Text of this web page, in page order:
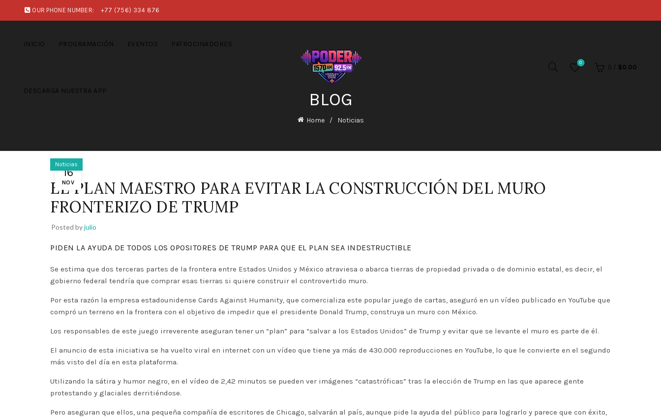
OUR PHONE NUMBER: +77 (756) 334 876
INICIO PROGRAMACIÓN EVENTOS PATROCINADORES
DESCARGA NUESTRA APP
0
0 / $0.00
BLOG
Home Noticias
16
NOV
Noticias
EL PLAN MAESTRO PARA EVITAR LA CONSTRUCCIÓN DEL MURO
FRONTERIZO DE TRUMP
Posted byjulio
PIDEN LA AYUDA DE TODOS LOS OPOSITORES DE TRUMP PARA QUE EL PLAN SEA INDESTRUCTIBLE
Se estima que dos terceras partes de la frontera entre Estados Unidos y México atraviesa o abarca tierras de propiedad privada o de dominio estatal, es decir, el
gobierno federal tendría que comprar esas tierras si quiere construir el controvertido muro.
Por esta razón la empresa estadounidense Cards Against Humanity, que comercializa este popular juego de cartas, aseguró en un vídeo publicado en YouTube que
compró un terreno en la frontera con el objetivo de impedir que el presidente Donald Trump, construya un muro con México.
Los responsables de este juego irreverente aseguran tener un “plan” para “salvar a los Estados Unidos” de Trump y evitar que se levante el muro es parte de él.
El anuncio de esta iniciativa se ha vuelto viral en internet con un vídeo que tiene ya más de 430.000 reproducciones en YouTube, lo que le convierte en el segundo
más visto del día en esta plataforma.
Utilizando la sátira y humor negro, en el vídeo de 2,42 minutos se pueden ver imágenes “catastróficas” tras la elección de Trump en las que aparece gente
protestando y glaciales derritiéndose.
Pero aseguran que ellos, una pequeña compañía de escritores de Chicago, salvarán al país, aunque pide la ayuda del público para lograrlo y parece que con éxito,